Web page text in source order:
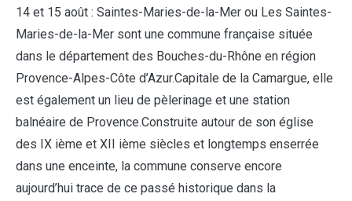
14 et 15 août : Saintes-Maries-de-la-Mer ou Les Saintes-
Maries-de-la-Mer sont une commune française située
dans le département des Bouches-du-Rhône en région
Provence-Alpes-Côte d’Azur.Capitale de la Camargue, elle
est également un lieu de pèlerinage et une station
balnéaire de Provence.Construite autour de son église
des IX ième et XII ième siècles et longtemps enserrée
dans une enceinte, la commune conserve encore
aujourd’hui trace de ce passé historique dans la